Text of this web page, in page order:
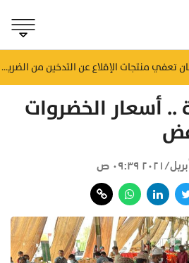
سلطنة عُمان تعفي منتجات الإقلاع عن التدخين من الضريبةصعود المؤشر وقيمة التداولات تتجاوز 46 مليون ريال.. ملخص تداولات بورصة مسقط اليوم
.. أسعار الخضروات